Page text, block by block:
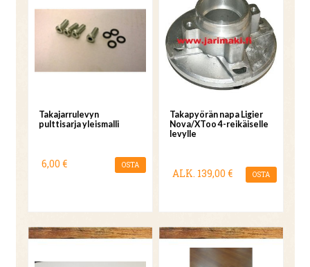
Takajarrulevyn
pulttisarja yleismalli
6,00 € OSTA
Takapyörän napa Ligier
Nova/XToo 4-reikäiselle
levylle
ALK. 139,00 € OSTA